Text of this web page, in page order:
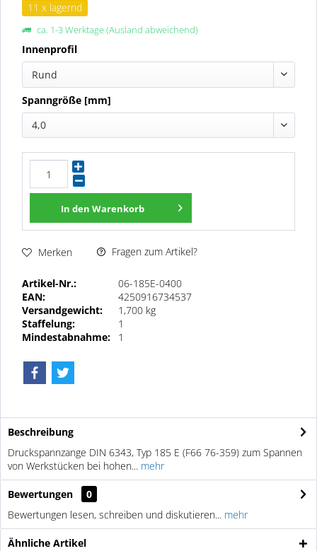
11 x lagernd
ca. 1-3 Werktage (Ausland abweichend)
Innenprofil
Rund
Spanngröße [mm]
4,0
In den Warenkorb
Merken Fragen zum Artikel?
Artikel-Nr.:
06-185E-0400
EAN:
4250916734537
Versandgewicht:
1,700 kg
Staffelung:
1
Mindestabnahme:
1
Beschreibung
Druckspannzange DIN 6343, Typ 185 E (F66 76-359) zum Spannen
von Werkstücken bei hohen... mehr
Bewertungen
0
Bewertungen lesen, schreiben und diskutieren... mehr
Ähnliche Artikel